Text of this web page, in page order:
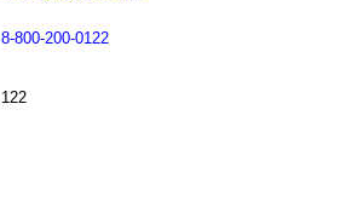
8-800-200-0122
122